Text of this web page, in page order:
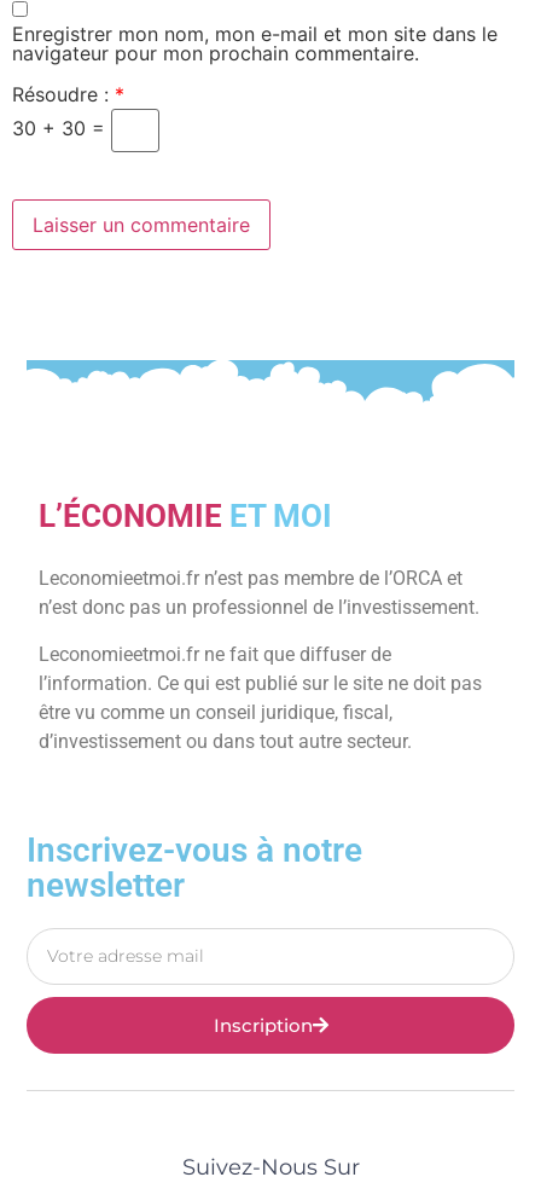
Enregistrer mon nom, mon e-mail et mon site dans le
navigateur pour mon prochain commentaire.
Résoudre : *
30 + 30 =
L’ÉCONOMIE ET MOI
Leconomieetmoi.fr n’est pas membre de l’ORCA et
n’est donc pas un professionnel de l’investissement.
Leconomieetmoi.fr ne fait que diffuser de
l’information. Ce qui est publié sur le site ne doit pas
être vu comme un conseil juridique, fiscal,
d’investissement ou dans tout autre secteur.
Inscrivez-vous à notre
newsletter
Inscription
Suivez-Nous Sur